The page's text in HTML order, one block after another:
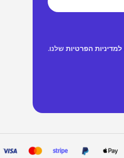
למדיניות הפרטיותשלנו.